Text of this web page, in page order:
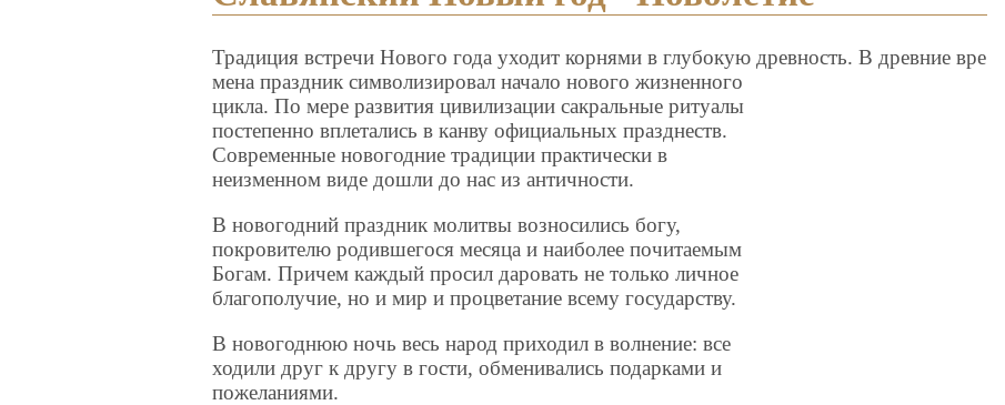
Традиция встречи Нового года уходит корнями в глубокую древность. В древние вре
мена праздник символизировал начало нового жизненного
цикла. По мере развития цивилизации сакральные ритуалы
постепенно вплетались в канву официальных празднеств.
Современные новогодние традиции практически в
неизменном виде дошли до нас из античности.
В новогодний праздник молитвы возносились богу,
покровителю родившегося месяца и наиболее почитаемым
Богам. Причем каждый просил даровать не только личное
благополучие, но и мир и процветание всему государству.
В новогоднюю ночь весь народ приходил в волнение: все
ходили друг к другу в гости, обменивались подарками и
пожеланиями.